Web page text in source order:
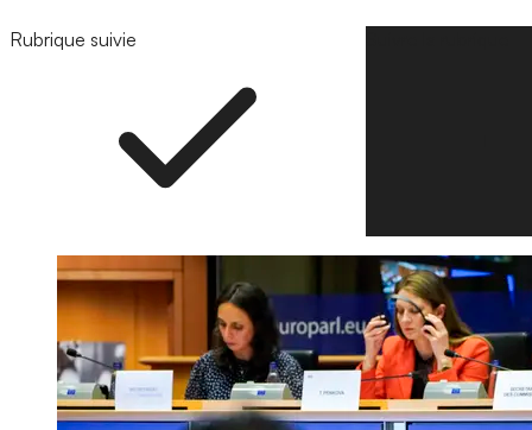
Rubrique suivie